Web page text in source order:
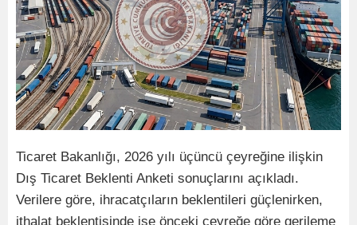
Ticaret Bakanlığı, 2026 yılı üçüncü çeyreğine ilişkin
Dış Ticaret Beklenti Anketi sonuçlarını açıkladı.
Verilere göre, ihracatçıların beklentileri güçlenirken,
ithalat beklentisinde ise önceki çeyreğe göre gerileme